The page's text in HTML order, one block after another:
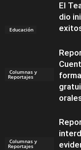
Educación
El
dio
Columnas y
Reportajes
Columnas y
Reportajes